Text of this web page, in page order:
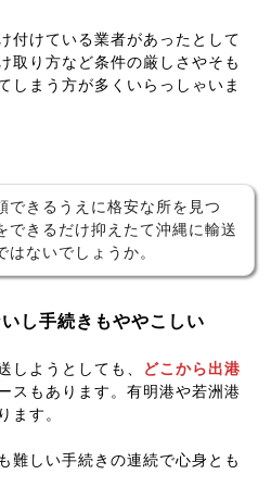
付けている業者があったとして
取り方など条件の厳しさやそも
しまう方が多くいらっしゃいま
できるうえに格安な所を見つ
できるだけ抑えたて沖縄に輸送
はないでしょうか。
し手続きもややこしい
しようとしても、
どこから出港
スもあります。有明港や若洲港
ます。
難しい手続きの連続で心身とも